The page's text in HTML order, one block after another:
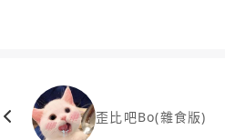
歪比吧Bo(雜食版)